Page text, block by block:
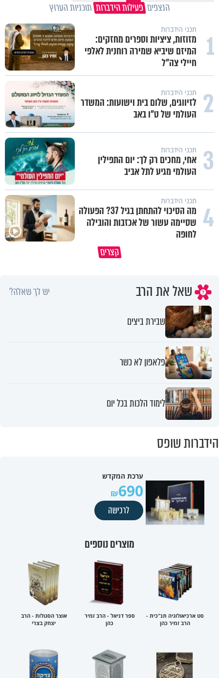
הנצפים פעילות הידברות תוכניות הערוץ
1 תכני הידברות
מזוזות, ציציות וספרים מחזקים:
המיזם שיביא שמירה רוחנית לאלפי
חיילי צה"ל
2 תכני הידברות
לזיווגים, שלום בית וישועות: המשדר
העולמי של ט"ו באב
3 תכני הידברות
אחי, מחכים רק לך: יום התפילין
העולמי מגיע לתל אביב
4 תכני הידברות
מה הסיכוי להתחתן בגיל 37? הפעולה
שסיימה עשור של אכזבות והובילה
לחופה
קצריםכל מה שנשבר יכול להיבנות מחדש
גם השולחן שבת שאתם
שאל את הרב יש לך שאלה?
שבירת ביצים
פלאפון לא כשר
לימוד הלכות בכל יום
הידברות שופס
ערכת המקדש
690
לרכישה
מוצרים נוספים
סט ארכיאולוגיה תנ"כית -
הרב זמיר כהן
ספר דניאל - הרב זמיר
כהן
אוצר הסגולות - הרב
יצחק בצרי